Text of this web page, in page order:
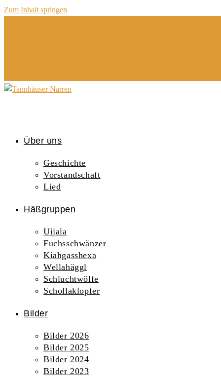
Zum Inhalt springen
Über uns
Geschichte
Vorstandschaft
Lied
Häßgruppen
Uijala
Fuchsschwänzer
Kiahgasshexa
Wellahäggl
Schluchtwölfe
Schollaklopfer
Bilder
Bilder 2026
Bilder 2025
Bilder 2024
Bilder 2023